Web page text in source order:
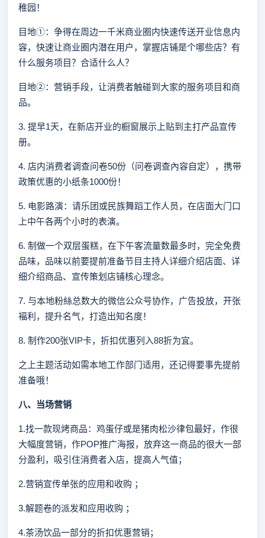
稚园！
目地①：争得在周边一千米商业圈内快速传送开业信息内
容，快速让商业圈内潜在用户，掌握店铺是个哪些店？有
什么服务项目？合适什么人？
目地②：营销手段，让消费者触碰到大家的服务项目和商
品。
3. 提早1天，在新店开业的橱窗展示上贴到主打产品宣传
册。
4. 店内消费者调查问卷50份（问卷调查內容自定），携带
政策优惠的小纸条1000份！
5. 电影路演：请乐团或民族舞蹈工作人员，在店面大门口
上中午各两个小时的表演。
6. 制做一个双层蛋糕，在下午客流量数最多时，完全免费
品味，品味以前要提前准备节目主持人详细介绍店面、详
细介绍商品、宣传策划店铺核心理念。
7. 与本地粉絲总数大的微信公众号协作，广告投放，开张
褔利，提升名气，打造出知名度！
8. 制作200张VIP卡，折扣优惠列入88折为宜。
之上主题活动如需本地工作部门适用，还记得要事先提前
准备哦！
八、 当场营销
1.找一款现烤商品：鸡蛋仔或是猪肉松沙律包最好，作很
大幅度营销，作POP推广海报，放弃这一商品的很大一部
分盈利，吸引住消费者入店，提高人气值；
2.营销宣传单张的应用和收购 ；
3.解题卷的派发和应用收购 ；
4.茶汤饮品一部分的折扣优惠营销；